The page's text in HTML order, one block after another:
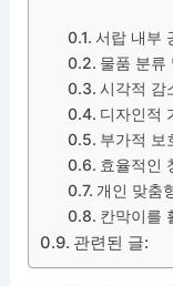
서랍 내부
물품 분류
시각적 감
디자인적
부가적 보
효율적인
개인 맞춤
칸막이를
관련된 글: